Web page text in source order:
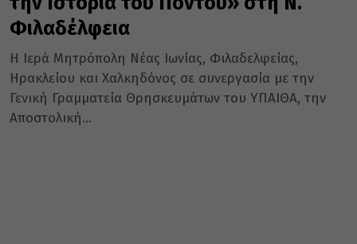
Φιλαδέλφεια
Η Ιερά Μητρόπολη Νέας Ιωνίας, Φιλαδελφείας,
Ηρακλείου και Χαλκηδόνος σε συνεργασία με την
Γενική Γραμματεία Θρησκευμάτων του ΥΠΑΙΘΑ, την
Αποστολική...